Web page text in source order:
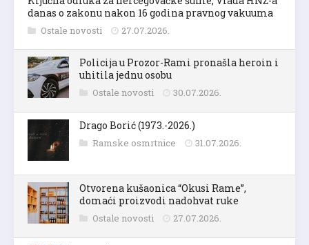
danas o zakonu nakon 16 godina pravnog vakuuma
Ostale novosti 27.07.2026.
Policija u Prozor-Rami pronašla heroin i
uhitila jednu osobu
Ostale novosti 30.07.2026.
Drago Borić (1973.-2026.)
Ramske osmrtnice 31.07.2026.
Otvorena kušaonica “Okusi Rame”,
domaći proizvodi nadohvat ruke
Ostale novosti 27.07.2026.